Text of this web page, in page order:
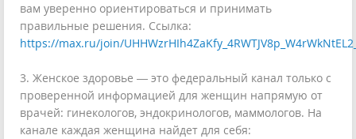
вам уверенно ориентироваться и принимать
правильные решения. Ссылка:
https://max.ru/join/
3. Женское здоровье — это федеральный канал только с
проверенной информацией для женщин напрямую от
врачей: гинекологов, эндокринологов, маммологов. На
канале каждая женщина найдет для себя: